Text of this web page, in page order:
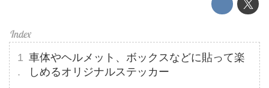
車体やヘルメット、ボックスなどに貼って楽
しめるオリジナルステッカー